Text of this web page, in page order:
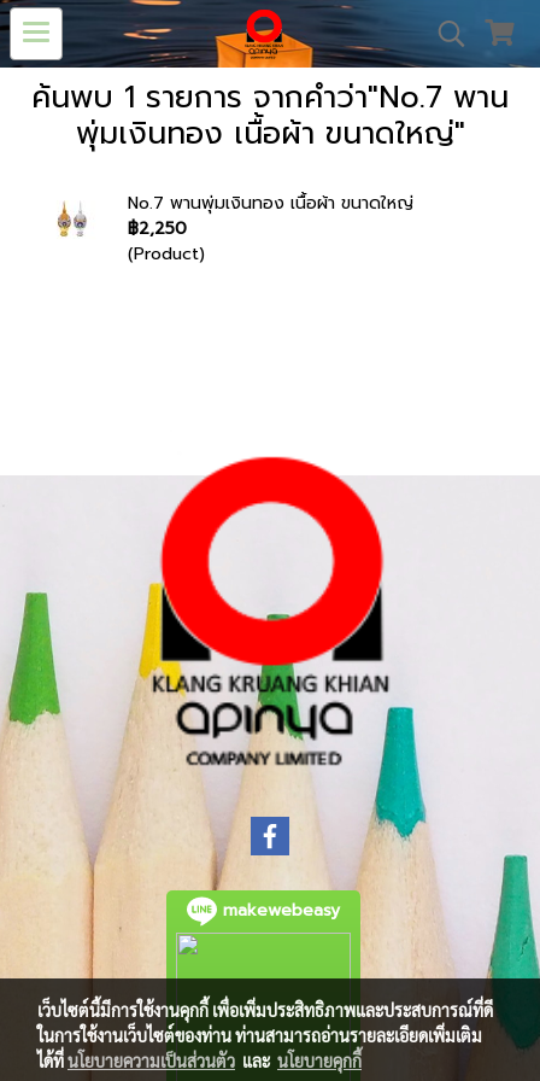
ค้นพบ 1 รายการ จากคำว่า"No.7 พาน
พุ่มเงินทอง เนื้อผ้า ขนาดใหญ่"
No.7 พานพุ่มเงินทอง เนื้อผ้า ขนาดใหญ่
฿2,250
(Product)
makewebeasy
เว็บไซต์นี้มีการใช้งานคุกกี้ เพื่อเพิ่มประสิทธิภาพและประสบการณ์ที่ดี
ในการใช้งานเว็บไซต์ของท่าน ท่านสามารถอ่านรายละเอียดเพิ่มเติม
ได้ที่นโยบายความเป็นส่วนตัว และ นโยบายคุกกี้